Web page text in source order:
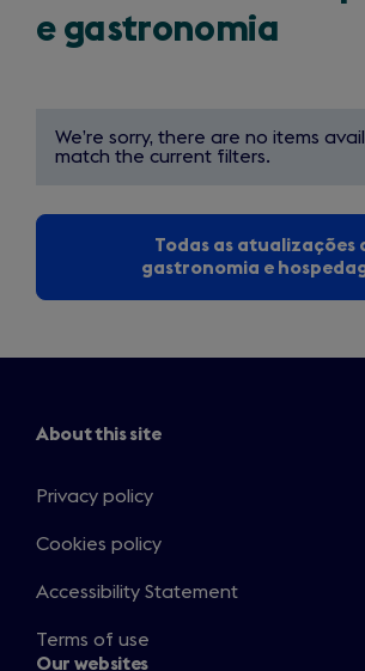
e gastronomia
We’re sorry, there are no items
match the current filters.
Todas as atualizações
gastronomia e
About this site
Privacy policy
Cookies policy
Accessibility Statement
Terms of use
Our websites